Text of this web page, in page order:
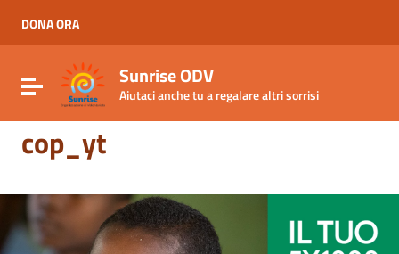
Vai al menu di navigazione
Vai al footer
DONA ORA
Attiva / disattiva la navigazione
Sunrise ODV
Aiutaci anche tu a regalare altri sorrisi
cop_yt